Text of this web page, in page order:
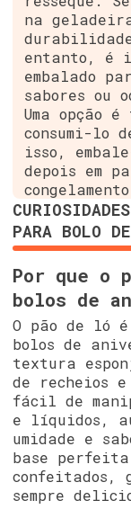
na
entanto, é
embalado
sabores ou
Uma opção
consumi-lo
isso,
depois em
PARA BOLO
Por que o
bolos de
O pão de ló
bolos de
textura
de recheios
fácil de
e líquidos,
umidade e
base perfeita
confeitados,
sempre